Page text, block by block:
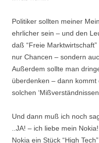
Politiker sollten meiner
ehrlicher sein – und den
daß “Freie
nur Chancen – sondern
Außerdem sollte man
überdenken – dann
solchen
Und dann muß ich noch
..JA! – ich liebe mein
Nokia ein Stück “High